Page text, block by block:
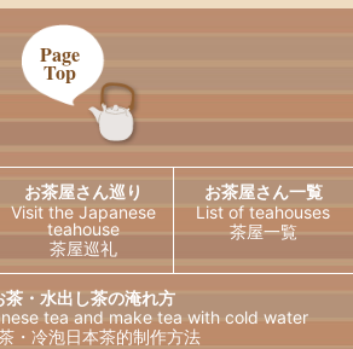
お茶屋さん巡り
Visit the Japanese
teahouse
茶屋巡礼
お茶屋さん一覧
List of teahouses
茶屋一覧
茶・水出し茶の淹れ方
tea and make tea with cold water
・冷泡日本茶的制作方法
Page
Top